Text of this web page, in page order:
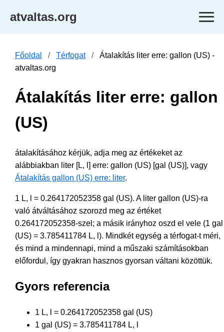
atvaltas.org
Főoldal Térfogat
Átalakítás liter erre: gallon (US) -
atvaltas.org
Átalakítás liter erre: gallon
(US)
átalakításához kérjük, adja meg az értékeket az
alábbiakban liter [L, l] erre: gallon (US) [gal (US)], vagy
Átalakítás gallon (US) erre: liter.
1 L, l = 0.264172052358 gal (US). A liter gallon (US)-ra
való átváltásához szorozd meg az értéket
0.264172052358-szel; a másik irányhoz oszd el vele (1 gal
(US) = 3.785411784 L, l). Mindkét egység a térfogat-t méri,
és mind a mindennapi, mind a műszaki számításokban
előfordul, így gyakran hasznos gyorsan váltani közöttük.
Gyors referencia
1 L, l = 0.264172052358 gal (US)
1 gal (US) = 3.785411784 L, l